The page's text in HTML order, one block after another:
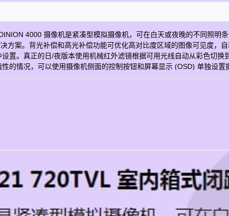
4000 摄像机是紧凑型模拟摄像机，可在白天或夜晚的不同照明
方案。背光补偿和高光补偿功能可优化高对比度区域的图像可见度，
置。真正的日/夜版本使用机械红外滤镜根据可用光线自动从彩色切
的情况，可以使用摄像机侧面的控制按钮和屏幕显示 (OSD) 单独设